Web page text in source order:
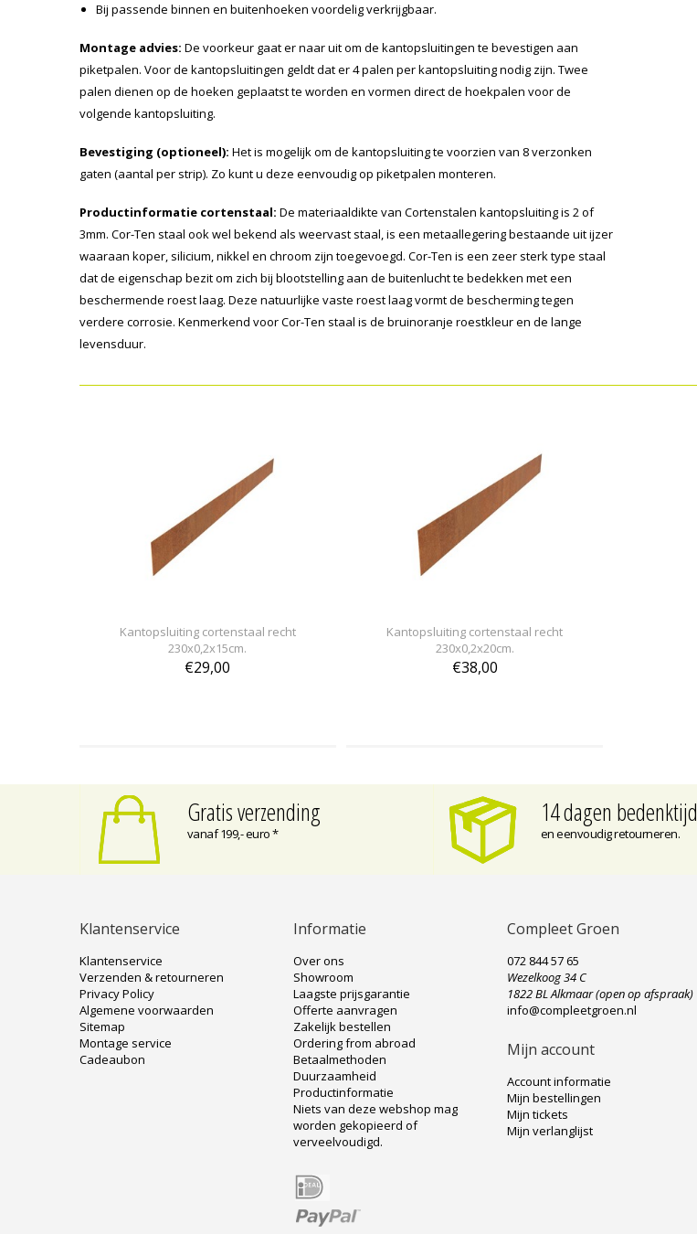
Bij passende binnen en buitenhoeken voordelig verkrijgbaar.
Montage advies: De voorkeur gaat er naar uit om de kantopsluitingen te bevestigen aan
piketpalen. Voor de kantopsluitingen geldt dat er 4 palen per kantopsluiting nodig zijn. Twee
palen dienen op de hoeken geplaatst te worden en vormen direct de hoekpalen voor de
volgende kantopsluiting.
Bevestiging (optioneel): Het is mogelijk om de kantopsluiting te voorzien van 8 verzonken
gaten (aantal per strip). Zo kunt u deze eenvoudig op piketpalen monteren.
Productinformatie cortenstaal: De materiaaldikte van Cortenstalen kantopsluiting is 2 of
3mm. Cor-Ten staal ook wel bekend als weervast staal, is een metaallegering bestaande uit ijzer
waaraan koper, silicium, nikkel en chroom zijn toegevoegd. Cor-Ten is een zeer sterk type staal
dat de eigenschap bezit om zich bij blootstelling aan de buitenlucht te bedekken met een
beschermende roest laag. Deze natuurlijke vaste roest laag vormt de bescherming tegen
verdere corrosie. Kenmerkend voor Cor-Ten staal is de bruinoranje roestkleur en de lange
levensduur.
Kantopsluiting cortenstaal recht
230x0,2x15cm.
€29,00
Kantopsluiting cortenstaal recht
230x0,2x20cm.
€38,00
Gratis verzending
vanaf 199,- euro *
14 dagen bedenktijd
en eenvoudig retourneren.
Klantenservice
Klantenservice
Verzenden & retourneren
Privacy Policy
Algemene voorwaarden
Sitemap
Montage service
Cadeaubon
Informatie
Over ons
Showroom
Laagste prijsgarantie
Offerte aanvragen
Zakelijk bestellen
Ordering from abroad
Betaalmethoden
Duurzaamheid
Productinformatie
Niets van deze webshop mag
worden gekopieerd of
verveelvoudigd.
Compleet Groen
072 844 57 65
Wezelkoog 34 C
1822 BL Alkmaar (open op afspraak)
info@compleetgroen.nl
Mijn account
Account informatie
Mijn bestellingen
Mijn tickets
Mijn verlanglijst